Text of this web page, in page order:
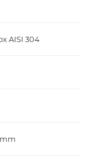
AISI 304